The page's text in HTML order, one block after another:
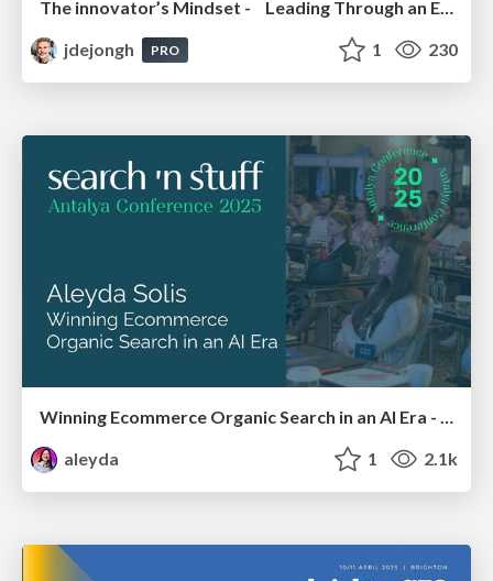
jdejongh
PRO 1 230
Winning Ecommerce Organic Search in an AI Era - #searchnstuff2025
aleyda
1 2.1k